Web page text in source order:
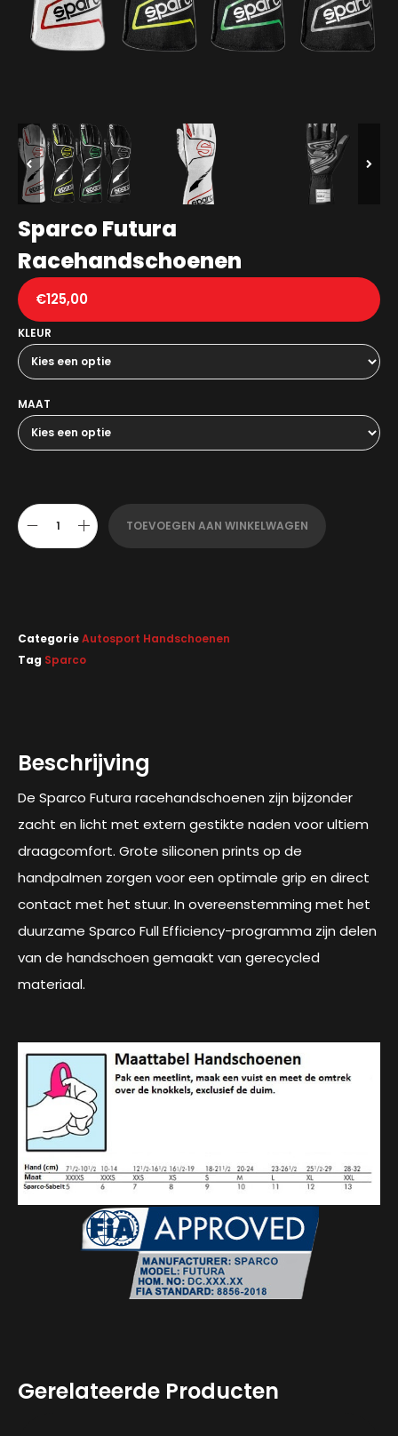
Sparco Futura
Racehandschoenen
€125,00
KLEUR
MAAT
TOEVOEGEN AAN WINKELWAGEN
CategorieAutosport Handschoenen
Tag Sparco
Beschrijving
De Sparco Futura racehandschoenen zijn bijzonder
zacht en licht met extern gestikte naden voor ultiem
draagcomfort. Grote siliconen prints op de
handpalmen zorgen voor een optimale grip en direct
contact met het stuur. In overeenstemming met het
duurzame Sparco Full Efficiency-programma zijn delen
van de handschoen gemaakt van gerecycled
materiaal.
Gerelateerde Producten